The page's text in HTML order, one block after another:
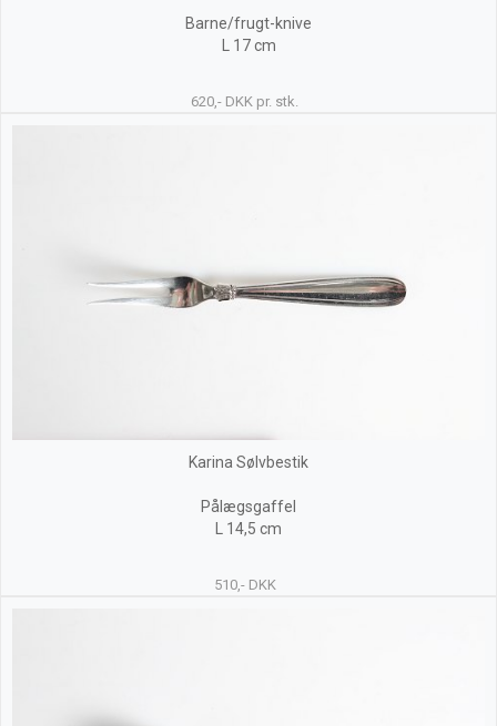
Barne/frugt-knive
L 17 cm
620,- DKK pr. stk.
Karina Sølvbestik
Pålægsgaffel
L 14,5 cm
510,- DKK